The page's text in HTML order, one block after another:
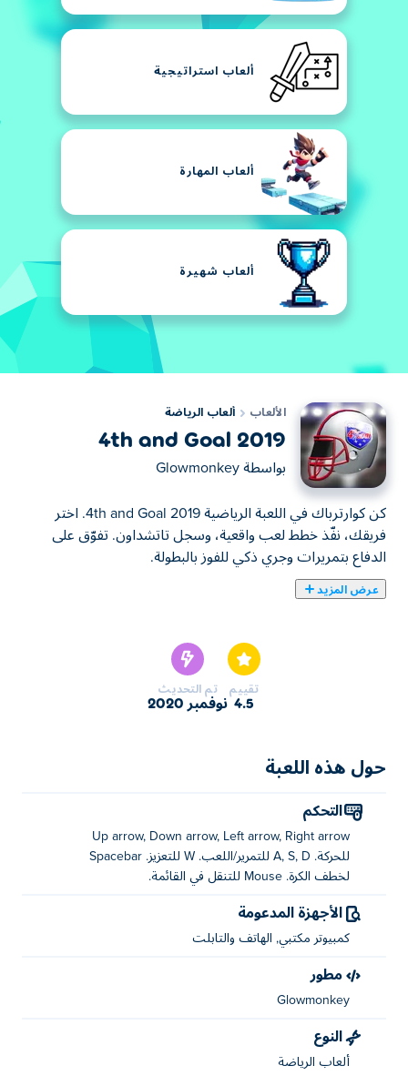
ألعاب استراتيجية
ألعاب المهارة
ألعاب شهيرة
الألعاب ألعاب الرياضة
4th and Goal 2019
بواسطة Glowmonkey
كن كوارترباك في اللعبة الرياضية 4th and Goal 2019. اختر
فريقك، نفّذ خطط لعب واقعية، وسجل تاتشداون. تفوّق على
الدفاع بتمريرات وجري ذكي للفوز بالبطولة.
عرض المزيد
تقييم
4.5
تم التحديث
نوفمبر 2020
حول هذه اللعبة
التحكم
Up arrow, Down arrow, Left arrow, Right arrow
للحركة. A, S, D للتمرير/اللعب. W للتعزيز. Spacebar
لخطف الكرة. Mouse للتنقل في القائمة.
الأجهزة المدعومة
كمبيوتر مكتبي, الهاتف والتابلت
مطور
Glowmonkey
النوع
ألعاب الرياضة